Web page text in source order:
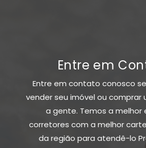
Entre em
Entre em contato conosco
vender seu imóvel ou comprar
a gente. Temos a melhor
corretores com a melhor
da região para atendê-lo